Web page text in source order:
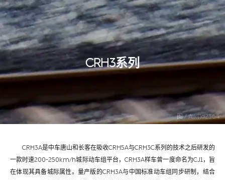
图 / Aiklld2364
CRH3系列
CRH3A是中车唐山和长客在吸收CRH5A与CRH3C系列的技术之后研发的
一款时速200-250km/h城际动车组平台，CRH3A样车曾一度命名为CJ1，旨
在体现其具备城际属性。量产版的CRH3A与中国标准动车组同步研制，结合